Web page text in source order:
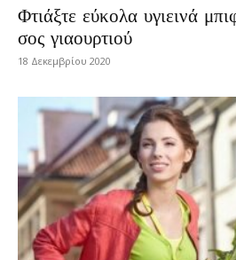
Φτιάξτε εύκολα υγιεινά
σος γιαουρτιού
18 Δεκεμβρίου 2020